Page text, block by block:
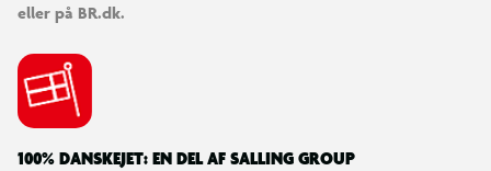
eller på BR.dk.
100% DANSKEJET: EN DEL AF SALLING GROUP